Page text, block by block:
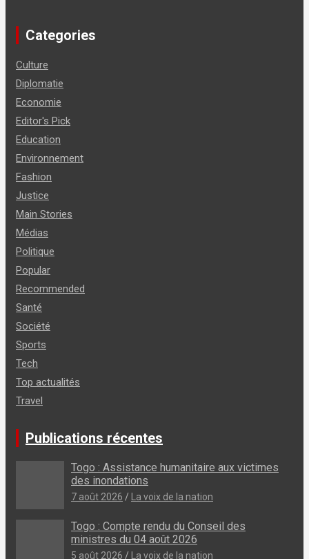
Categories
Culture
Diplomatie
Economie
Editor's Pick
Education
Environnement
Fashion
Justice
Main Stories
Médias
Politique
Popular
Recommended
Santé
Société
Sports
Tech
Top actualités
Travel
Publications récentes
Togo : Assistance humanitaire aux victimes
des inondations
7 août 2026 La voix de la nation
Togo : Compte rendu du Conseil des
ministres du 04 août 2026
5 août 2026 La voix de la nation